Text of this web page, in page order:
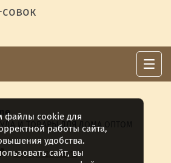
И ТОВАРЫ ДЛЯ ДОМА ОПТОМ
8 (911) 922 -15-12
файлы cookie для
работы сайта,
удобства.
сайт, вы